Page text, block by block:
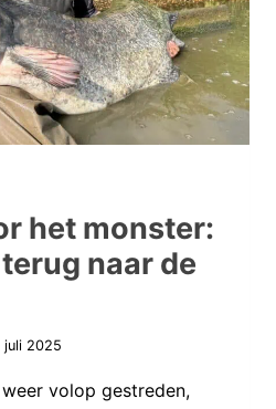
het monster:
naar de
juli 2025
volop gestreden,